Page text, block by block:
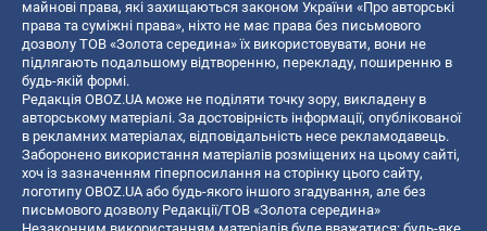
майнові права, які захищаються законом України «Про авторські
права та суміжні права», ніхто не має права без письмового
дозволу ТОВ «Золота середина» їх використовувати, вони не
підлягають подальшому відтворенню, перекладу, поширенню в
будь-якій формі.
Редакція OBOZ.UA може не поділяти точку зору, викладену в
авторському матеріалі. За достовірність інформації, опублікованої
в рекламних матеріалах, відповідальність несе рекламодавець.
Заборонено використання матеріалів розміщених на цьому сайті,
хоч із зазначенням гіперпосилання на сторінку цього сайту,
логотипу OBOZ.UA або будь-якого іншого згадування, але без
письмового дозволу Редакції/ТОВ «Золота середина»